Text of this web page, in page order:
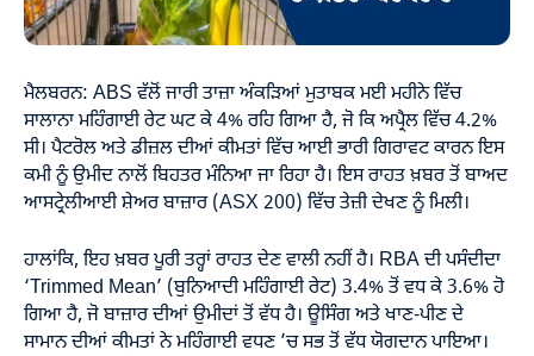
ਮੈਲਬਰਨ: ABS ਵੱਲੋਂ ਜਾਰੀ ਤਾਜ਼ਾ ਅੰਕੜਿਆਂ ਮੁਤਾਬਕ ਮਈ ਮਹੀਨੇ ਵਿੱਚ
ਸਾਲਾਨਾ ਮਹਿੰਗਾਈ ਰੇਟ ਘਟ ਕੇ 4% ਰਹਿ ਗਿਆ ਹੈ, ਜੋ ਕਿ ਅਪ੍ਰੈਲ ਵਿੱਚ 4.2%
ਸੀ। ਪੈਟਰੋਲ ਅਤੇ ਡੀਜ਼ਲ ਦੀਆਂ ਕੀਮਤਾਂ ਵਿੱਚ ਆਈ ਭਾਰੀ ਗਿਰਾਵਟ ਕਾਰਨ ਇਸ
ਕਮੀ ਨੂੰ ਉਮੀਦ ਨਾਲੋਂ ਬਿਹਤਰ ਮੰਨਿਆ ਜਾ ਰਿਹਾ ਹੈ। ਇਸ ਰਾਹਤ ਖ਼ਬਰ ਤੋਂ ਬਾਅਦ
ਆਸਟ੍ਰੇਲੀਆਈ ਸ਼ੇਅਰ ਬਾਜ਼ਾਰ (ASX 200) ਵਿੱਚ ਤੇਜ਼ੀ ਦੇਖਣ ਨੂੰ ਮਿਲੀ।
ਹਾਲਾਂਕਿ, ਇਹ ਖ਼ਬਰ ਪੂਰੀ ਤਰ੍ਹਾਂ ਰਾਹਤ ਦੇਣ ਵਾਲੀ ਨਹੀਂ ਹੈ। RBA ਦੀ ਪਸੰਦੀਦਾ
‘Trimmed Mean’ (ਬੁਨਿਆਦੀ ਮਹਿੰਗਾਈ ਰੇਟ) 3.4% ਤੋਂ ਵਧ ਕੇ 3.6% ਹੋ
ਗਿਆ ਹੈ, ਜੋ ਬਾਜ਼ਾਰ ਦੀਆਂ ਉਮੀਦਾਂ ਤੋਂ ਵੱਧ ਹੈ। ਊਸਿੰਗ ਅਤੇ ਖਾਣ-ਪੀਣ ਦੇ
ਸਾਮਾਨ ਦੀਆਂ ਕੀਮਤਾਂ ਨੇ ਮਹਿੰਗਾਈ ਵਧਣ ’ਚ ਸਭ ਤੋਂ ਵੱਧ ਯੋਗਦਾਨ ਪਾਇਆ।